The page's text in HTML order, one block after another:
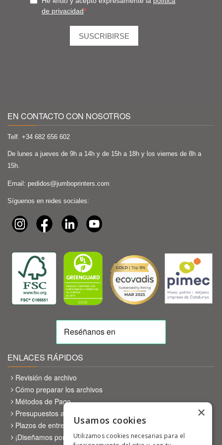
EN CONTACTO CON NOSOTROS
Telf. +34 682 656 602
De lunes a jueves de 9h a 14h y de 15h a 18h y los viernes de 8h a
15h.
Email: pedidos@jumboprinters.com
Síguenos en redes sociales:
ENLACES RÁPIDOS
Revisión de archivo
Cómo preparar los archivos
Métodos de Pago
Presupuestos a medida
Plazos de entrega
¡Diseñamos por ti!
×
Usamos cookies
Utilizamos cookies necesarias para el